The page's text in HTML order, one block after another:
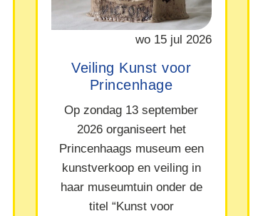
wo 15 jul 2026
Veiling Kunst voor
Princenhage
Op zondag 13 september
2026 organiseert het
Princenhaags museum een
kunstverkoop en veiling in
haar museumtuin onder de
titel “Kunst voor